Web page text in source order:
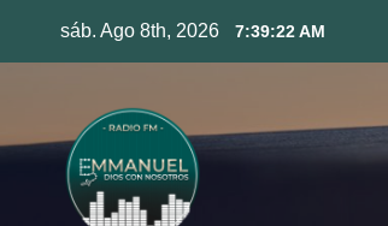
sáb. Ago 8th, 2026 7:39:23 AM